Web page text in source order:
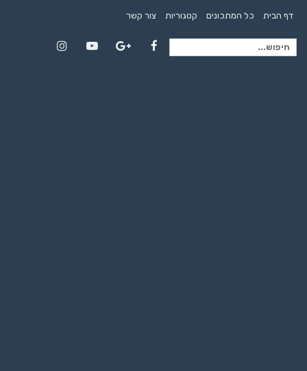
דף הבית כל המתכונים קטגוריות צור קשר
חיפוש